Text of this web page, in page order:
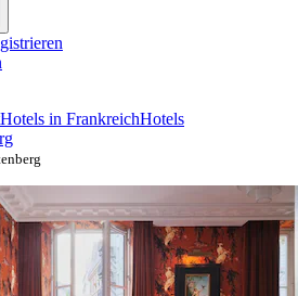
Hotels in FrankreichHotels